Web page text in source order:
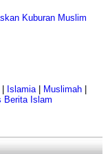
Kuburan Muslim
Islamia| Muslimah|
Berita Islam